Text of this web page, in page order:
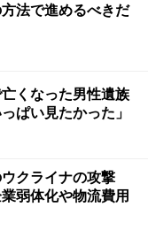
法で進めるべきだ
くなった男性遺族
ぱい見たかった」
ウクライナの攻撃
弱体化や物流費用